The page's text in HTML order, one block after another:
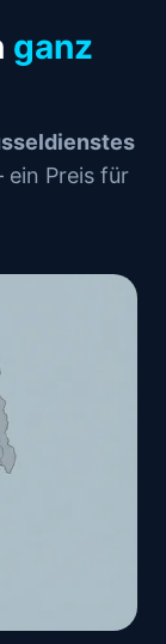
ganz
ein Preis für